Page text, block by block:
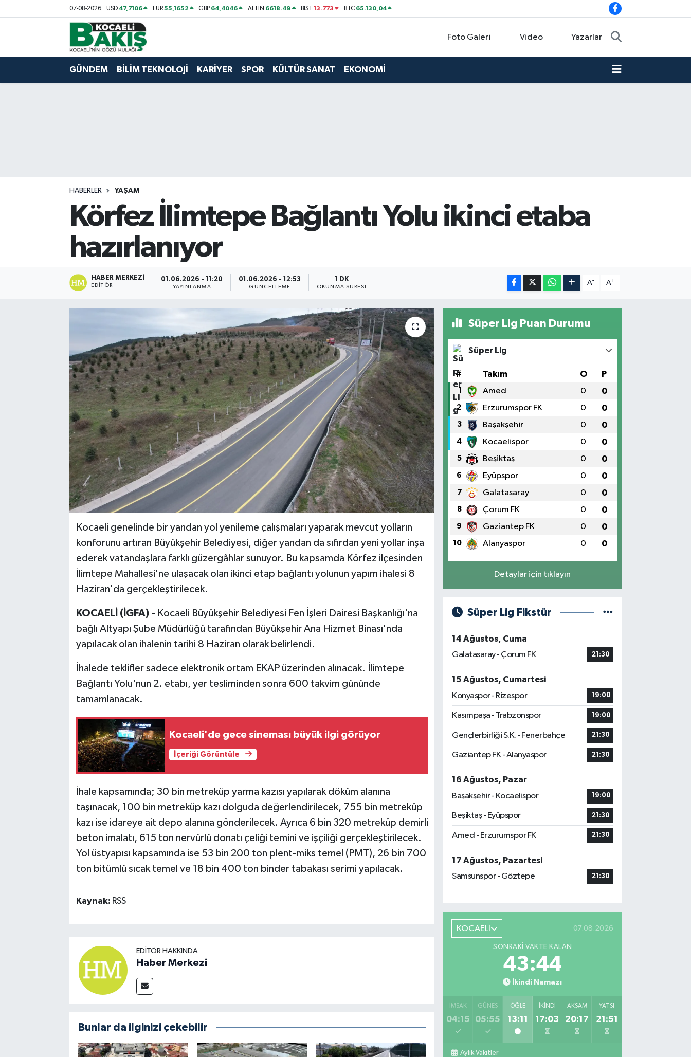
07-08-2026 USD 47,7106 EUR55,1652 GBP 64,4046 ALTIN 6618.49 BİST13.773 BTC 65.130,04
Foto Galeri Video Yazarlar
GÜNDEM BİLİM TEKNOLOJİ KARİYER SPOR KÜLTÜR SANAT EKONOMİ
HABERLER YAŞAM
Körfez İlimtepe Bağlantı Yolu ikinci etaba
hazırlanıyor
HABER MERKEZI
EDITÖR
01.06.2026 - 11:20
YAYINLANMA
01.06.2026 - 12:53
GÜNCELLEME
1 DK
OKUNMA SÜRESI
A- A+
Kocaeli genelinde bir yandan yol yenileme çalışmaları yaparak mevcut yolların
konforunu artıran Büyükşehir Belediyesi, diğer yandan da sıfırdan yeni yollar inşa
ederek vatandaşlara farklı güzergâhlar sunuyor. Bu kapsamda Körfez ilçesinden
İlimtepe Mahallesi'ne ulaşacak olan ikinci etap bağlantı yolunun yapım ihalesi 8
Haziran'da gerçekleştirilecek.
KOCAELİ (İGFA) - Kocaeli Büyükşehir Belediyesi Fen İşleri Dairesi Başkanlığı'na
bağlı Altyapı Şube Müdürlüğü tarafından Büyükşehir Ana Hizmet Binası'nda
yapılacak olan ihalenin tarihi 8 Haziran olarak belirlendi.
İhalede teklifler sadece elektronik ortam EKAP üzerinden alınacak. İlimtepe
Bağlantı Yolu'nun 2. etabı, yer tesliminden sonra 600 takvim gününde
tamamlanacak.
Kocaeli'de gece sineması büyük ilgi görüyor
İçeriği Görüntüle
İhale kapsamında; 30 bin metreküp yarma kazısı yapılarak döküm alanına
taşınacak, 100 bin metreküp kazı dolguda değerlendirilecek, 755 bin metreküp
kazı ise idareye ait depo alanına gönderilecek. Ayrıca 6 bin 320 metreküp demirli
beton imalatı, 615 ton nervürlü donatı çeliği temini ve işçiliği gerçekleştirilecek.
Yol üstyapısı kapsamında ise 53 bin 200 ton plent-miks temel (PMT), 26 bin 700
ton bitümlü sıcak temel ve 18 bin 400 ton binder tabakası serimi yapılacak.
Kaynak: RSS
EDITÖR HAKKINDA
Haber Merkezi
Bunlar da ilginizi çekebilir
Süper Lig Puan Durumu
Süper Lig
# Takım O P
1 Amed 0 0
2 Erzurumspor FK 0 0
3 Başakşehir 0 0
4 Kocaelispor 0 0
5 Beşiktaş 0 0
6 Eyüpspor 0 0
7 Galatasaray 0 0
8 Çorum FK 0 0
9 Gaziantep FK 0 0
10 Alanyaspor 0 0
Detaylar için tıklayın
Süper Lig Fikstür
14 Ağustos, Cuma
Galatasaray - Çorum FK
21:30
15 Ağustos, Cumartesi
Konyaspor - Rizespor
19:00
Kasımpaşa - Trabzonspor 19:00
Gençlerbirliği S.K. - Fenerbahçe 21:30
Gaziantep FK - Alanyaspor 21:30
16 Ağustos, Pazar
Başakşehir - Kocaelispor
19:00
Beşiktaş - Eyüpspor 21:30
Amed - Erzurumspor FK 21:30
17 Ağustos, Pazartesi
Samsunspor - Göztepe
21:30
KOCAELİ 07.08.2026
SONRAKI VAKTE KALAN
43:43
İkindi Namazı
İMSAK
04:15
GÜNEŞ
05:55
ÖĞLE
13:11
İKINDI
17:03
AKŞAM
20:17
YATSI
21:51
Aylık Vakitler
Kocaeli Nöbetçi Eczaneler
Kocaeli Hava Durumu